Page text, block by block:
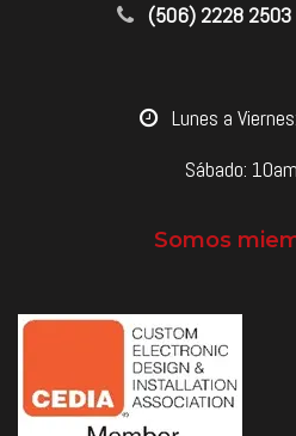
(506) 2228 2503
​Lunes a
Sábado:
Somos